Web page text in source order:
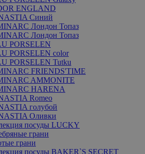
ENGLAND
Синий
Лондон Топаз
Лондон Топаз
PORSELEN
PORSELEN color
PORSELEN Tutku
FRIENDS'TIME
AMMONITE
HARENA
Romeo
голубой
Оливки
посуды LUCKY
грани
грани
посуды BAKER`S SECRET